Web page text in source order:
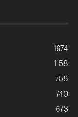
1674
1158
758
740
673